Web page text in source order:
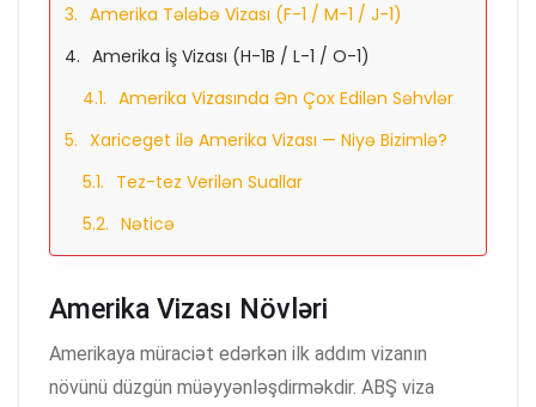
Amerika Tələbə Vizası (F-1 / M-1 / J-1)
Amerika İş Vizası (H-1B / L-1 / O-1)
Amerika Vizasında Ən Çox Edilən Səhvlər
Xariceget ilə Amerika Vizası — Niyə Bizimlə?
Tez-tez Verilən Suallar
Nəticə
Amerika Vizası Növləri
Amerikaya müraciət edərkən ilk addım vizanın
növünü düzgün müəyyənləşdirməkdir. ABŞ viza